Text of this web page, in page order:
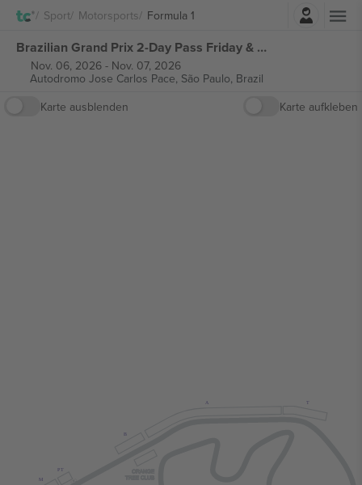
Sport Motorsports Formula 1
Brazilian Grand Prix 2-Day Pass Friday & Saturday Ticket Formula 1 tickets
Nov. 06, 2026- Nov. 07, 2026
Autodromo Jose Carlos Pace, São Paulo, Brazil
Karte ausblenden
Karte aufkleben
T
A
B
P T
M